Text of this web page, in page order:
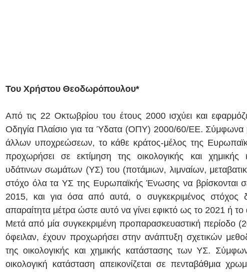
Του Χρήστου Θεοδωρόπουλου*
Από τις 22 Οκτωβρίου του έτους 2000 ισχύει και
Οδηγία Πλαίσιο για τα Ύδατα (ΟΠΥ) 2000/60/ΕΕ. Σύμφωνα
άλλων υποχρεώσεων, το κάθε κράτος-μέλος της
προχωρήσει σε εκτίμηση της οικολογικής και χημικής
υδάτινων σωμάτων (ΥΣ) του (ποτάμιων, λιμναίων,
στόχο όλα τα ΥΣ της Ευρωπαϊκής Ένωσης να βρίσκονται
2015, και για όσα από αυτά, ο συγκεκριμένος στόχος
απαραίτητα μέτρα ώστε αυτό να γίνει εφικτό ως το 2021 ή
Μετά από μία συγκεκριμένη προπαρασκευαστική περίοδο
όφειλαν, έχουν προχωρήσει στην ανάπτυξη σχετικών
της οικολογικής και χημικής κατάστασης των ΥΣ.
οικολογική κατάσταση απεικονίζεται σε πενταβάθμια